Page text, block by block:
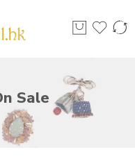
Sale